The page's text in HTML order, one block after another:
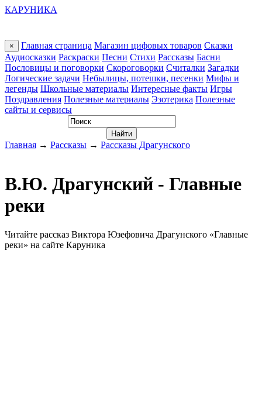
КАРУНИКА
× Главная страница Магазин цифовых товаров Сказки
Аудиосказки Раскраски Песни Стихи Рассказы Басни
Пословицы и поговорки Скороговорки Считалки Загадки
Логические задачи Небылицы, потешки, песенки Мифы и
легенды Школьные материалы Интересные факты Игры
Поздравления Полезные материалы Эзотерика Полезные
сайты и сервисы
Главная → Рассказы → Рассказы Драгунского
В.Ю. Драгунский - Главные
реки
Читайте рассказ Виктора Юзефовича Драгунского «Главные
реки» на сайте Каруника